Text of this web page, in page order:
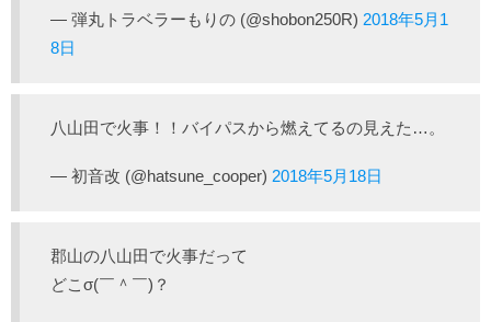
— 弾丸トラベラーもりの (@shobon250R) 2018年5月1
8日
八山田で火事！！バイパスから燃えてるの見えた…。
— 初音改 (@hatsune_cooper) 2018年5月18日
郡山の八山田で火事だって
どこσ(￣＾￣)？